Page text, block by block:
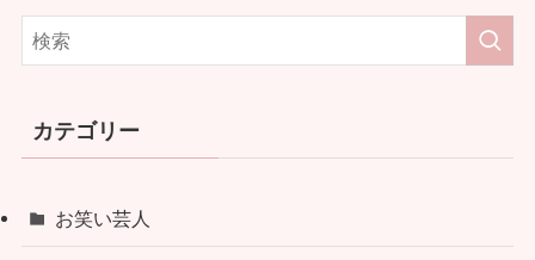
カテゴリー
お笑い芸人